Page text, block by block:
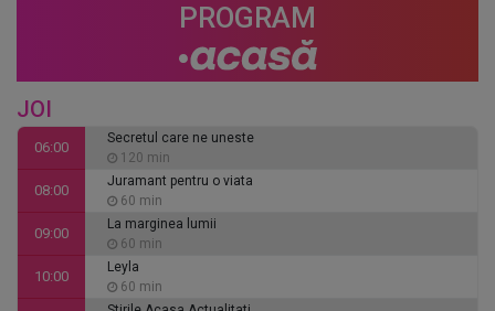
PROGRAM
JOI
06:00
Secretul care ne uneste
120 min
08:00
Juramant pentru o viata
60 min
09:00
La marginea lumii
60 min
10:00
Leyla
60 min